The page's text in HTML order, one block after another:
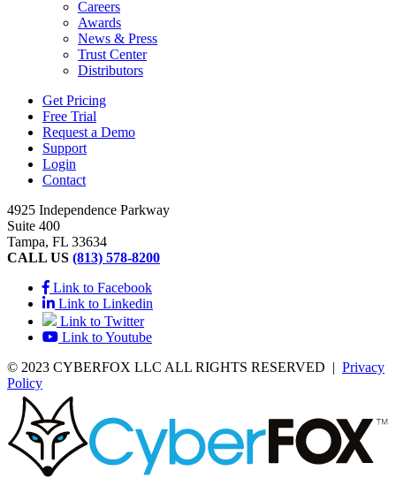
Careers
Awards
News & Press
Trust Center
Distributors
Get Pricing
Free Trial
Request a Demo
Support
Login
Contact
4925 Independence Parkway
Suite 400
Tampa, FL 33634
CALL US (813) 578-8200
Link to Facebook
Link to Linkedin
Link to Twitter
Link to Youtube
© 2023 CYBERFOX LLC ALL RIGHTS RESERVED | Privacy
Policy